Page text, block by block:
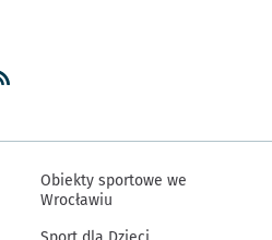
Obiekty sportowe we
Wrocławiu